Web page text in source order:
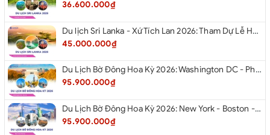
36.600.000₫
Du lịch Sri Lanka - Xứ Tích Lan 2026: Tham Dự Lễ Hội Rước Xá Lợi Răng Phật
45.000.000₫
Du Lịch Bờ Đông Hoa Kỳ 2026: Washington DC - Philadelphia - New York - Boston - New Hampshire White Mountains - Albany - Niagara Falls - Buffalo - Corning - New York
95.900.000₫
Du Lịch Bờ Đông Hoa Kỳ 2026: New York - Boston - New Hampshire - Artist’s Bluff - Echo Lake Kancamagus Highway - White Mountains - Albany - Buffalo Niagara Falls - Corning - Washington DC
95.900.000₫